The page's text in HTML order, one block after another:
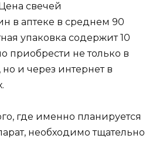
свечей
в аптеке в среднем 90
упаковка содержит 10
приобрести не только в
и через интернет в
где именно планируется
необходимо тщательно